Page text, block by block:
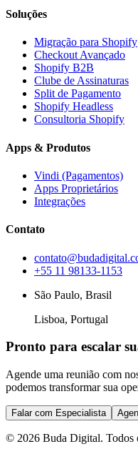
Soluções
Migração para Shopify
Checkout Avançado
Shopify B2B
Clube de Assinaturas
Split de Pagamento
Shopify Headless
Consultoria Shopify
Apps & Produtos
Vindi (Pagamentos)
Apps Proprietários
Integrações
Contato
+55 11 98133-1153
São Paulo, Brasil
Lisboa, Portugal
Pronto para escalar
Agende uma reunião com
podemos transformar sua
Falar com Especialista
© 2026 Buda Digital. Todos